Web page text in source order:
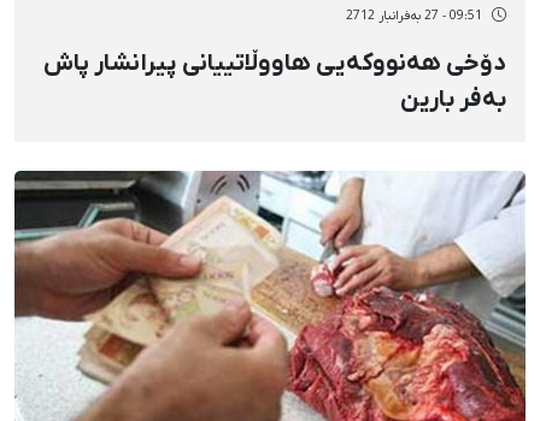
09:51 - 27 بەفرانبار 2712
دۆخی هەنووکەیی هاووڵاتییانی پیرانشار پاش
بەفر بارین